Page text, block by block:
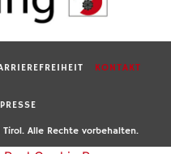
KONTAKT
PRESSE
Alle Rechte vorbehalten.